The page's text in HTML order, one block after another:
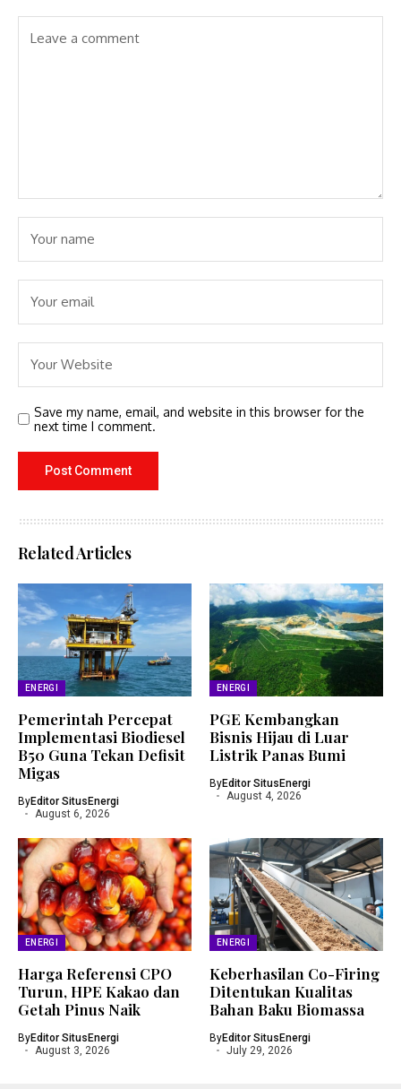
Save my name, email, and website in this browser for the
next time I comment.
Related Articles
ENERGI
Pemerintah Percepat
Implementasi Biodiesel
B50 Guna Tekan Defisit
Migas
ByEditor SitusEnergi
August 6, 2026
ENERGI
PGE Kembangkan
Bisnis Hijau di Luar
Listrik Panas Bumi
ByEditor SitusEnergi
August 4, 2026
ENERGI
Harga Referensi CPO
Turun, HPE Kakao dan
Getah Pinus Naik
ByEditor SitusEnergi
August 3, 2026
ENERGI
Keberhasilan Co-Firing
Ditentukan Kualitas
Bahan Baku Biomassa
ByEditor SitusEnergi
July 29, 2026